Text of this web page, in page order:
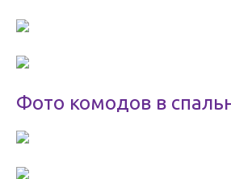
Фото комодов в